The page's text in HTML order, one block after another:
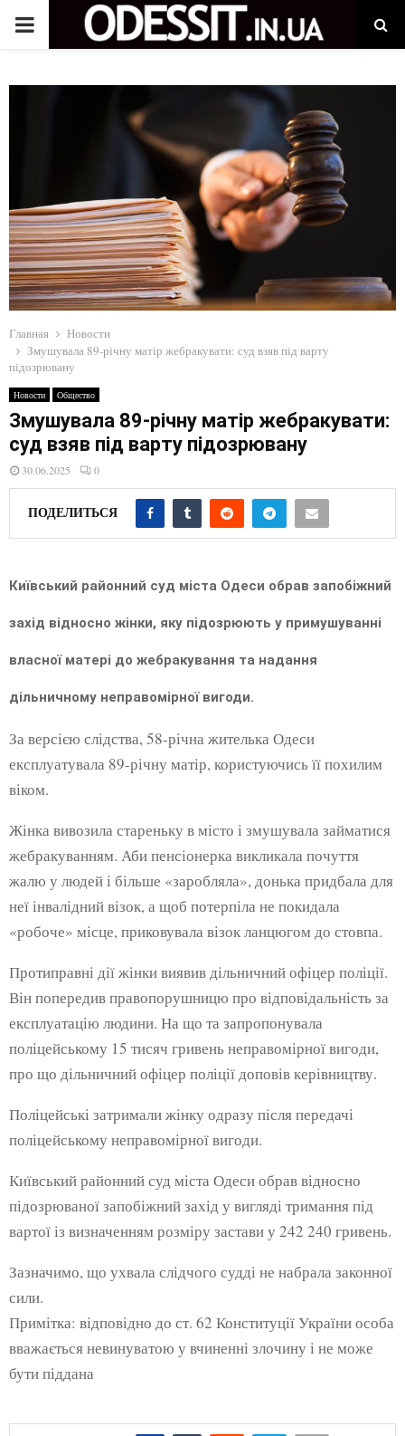
P
A
R
Y
M
E
N
U
Главная
Новости
Змушувала 89-річну матір жебракувати: суд взяв під варту
підозрювану
Новости Общество
Змушувала 89-річну матір жебракувати:
суд взяв під варту підозрювану
30.06.2025 0
ПОДЕЛИТЬСЯ
Київський районний суд міста Одеси обрав запобіжний
захід відносно жінки, яку підозрюють у примушуванні
власної матері до жебракування та надання
дільничному неправомірної вигоди.
За версією слідства, 58-річна жителька Одеси
експлуатувала 89-річну матір, користуючись її похилим
віком.
Жінка вивозила стареньку в місто і змушувала займатися
жебракуванням. Аби пенсіонерка викликала почуття
жалю у людей і більше «заробляла», донька придбала для
неї інвалідний візок, а щоб потерпіла не покидала
«робоче» місце, приковувала візок ланцюгом до стовпа.
Протиправні дії жінки виявив дільничний офіцер поліції.
Він попередив правопорушницю про відповідальність за
експлуатацію людини. На що та запропонувала
поліцейському 15 тисяч гривень неправомірної вигоди,
про що дільничний офіцер поліції доповів керівництву.
Поліцейські затримали жінку одразу після передачі
поліцейському неправомірної вигоди.
Київський районний суд міста Одеси обрав відносно
підозрюваної запобіжний захід у вигляді тримання під
вартої із визначенням розміру застави у 242 240 гривень.
Зазначимо, що ухвала слідчого судді не набрала законної
сили.
Примітка: відповідно до ст. 62 Конституції України особа
вважається невинуватою у вчиненні злочину і не може
бути піддана